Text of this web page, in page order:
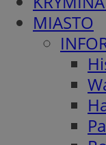
MIASTO